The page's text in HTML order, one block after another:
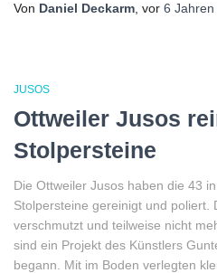
Von Daniel Deckarm , vor 6 Jahren
JUSOS
Ottweiler Jusos
Stolpersteine
Die Ottweiler Jusos haben die 43
Stolpersteine gereinigt und poliert.
verschmutzt und teilweise nicht
sind ein Projekt des Künstlers
begann. Mit im Boden verlegten